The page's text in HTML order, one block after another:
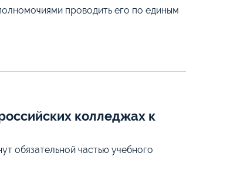
проводить его по единым
колледжах к
обязательной частью учебного